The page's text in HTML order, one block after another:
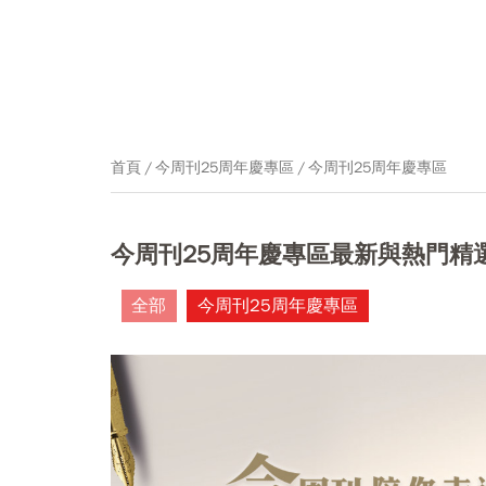
首頁 今周刊25周年慶專區 今周刊25周年慶專區
今周刊25周年慶專區最新與熱門精
全部 今周刊25周年慶專區